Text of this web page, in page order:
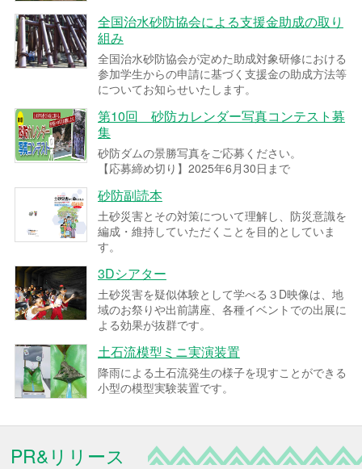
全国治水砂防協会による支援金助成の取り
組み
全国治水砂防協会が定めた助成対象研修における
参加学生からの申請に基づく支援金の助成方法等
についてお知らせいたします。
第10回 砂防カレンダー写真コンテスト募
集
砂防ダムの景勝写真をご応募ください。
【応募締め切り】2025年6月30日まで
砂防副読本
土砂災害とその対策について理解し、防災意識を
編成・維持していただくことを目的としていま
す。
3Dシアター
土砂災害を疑似体験として学べる３D映像は、地
域のお祭りや出前講座、各種イベントでの出展に
よる効果が抜群です。
土石流模型ミニ実演装置
降雨による土石流発生の様子を現すことができる
小型の模型実験装置です。
PR&リリース